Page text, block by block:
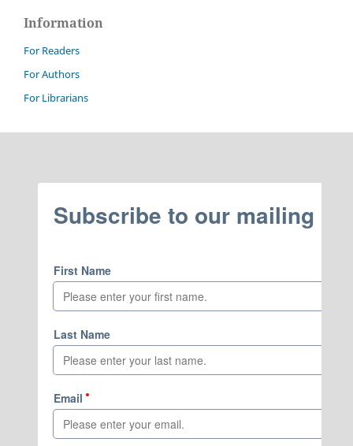
Information
For Readers
For Authors
For Librarians